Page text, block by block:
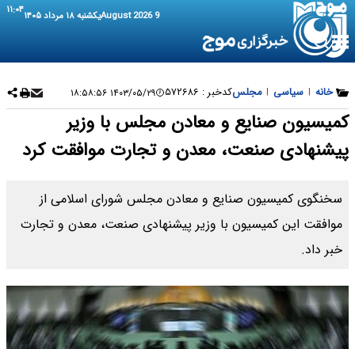
9 August 2026 یکشنبه ۱۸ مرداد ۱۴۰۵ ۱۱:۰۴
خانه | سیاسی | مجلسکدخبر : ۵۷۲۶۸۶ ۱۴۰۳/۰۵/۲۹ ۱۸:۵۸:۵۶
کمیسیون صنایع و معادن مجلس با وزیر
پیشنهادی صنعت، معدن و تجارت موافقت کرد
سخنگوی کمیسیون صنایع و معادن مجلس شورای اسلامی از
موافقت این کمیسیون با وزیر پیشنهادی صنعت، معدن و تجارت
خبر داد.